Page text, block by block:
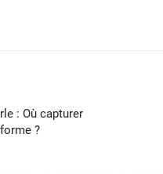
: Où capturer
?